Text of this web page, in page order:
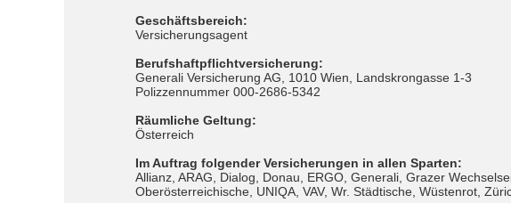
Geschäftsbereich:
Versicherungsagent
Berufshaftpflichtversicherung:
Generali Versicherung AG, 1010 Wien, Landskrongasse 1-3
Polizzennummer 000-2686-5342
Räumliche Geltung:
Österreich
Im Auftrag folgender Versicherungen in allen Sparten:
Allianz, ARAG, Dialog, Donau, ERGO, Generali, Grazer
Oberösterreichische, UNIQA, VAV, Wr. Städtische, Wüstenrot,